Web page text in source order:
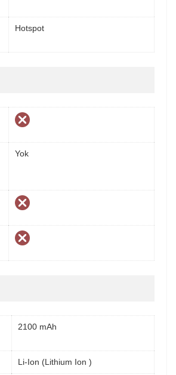
Hotspot
Yok
2100 mAh
Li-Ion (Lithium Ion )